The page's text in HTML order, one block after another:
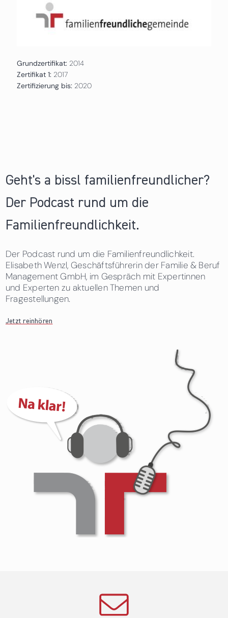
Grundzertifikat: 2014
Zertifikat 1: 2017
Zertifizierung bis: 2020
Geht's a bissl familienfreundlicher?
Der Podcast rund um die
Familienfreundlichkeit.
Der Podcast rund um die Familienfreundlichkeit.
Elisabeth Wenzl, Geschäftsführerin der Familie & Beruf
Management GmbH, im Gespräch mit Expertinnen
und Experten zu aktuellen Themen und
Fragestellungen.
Jetzt reinhören